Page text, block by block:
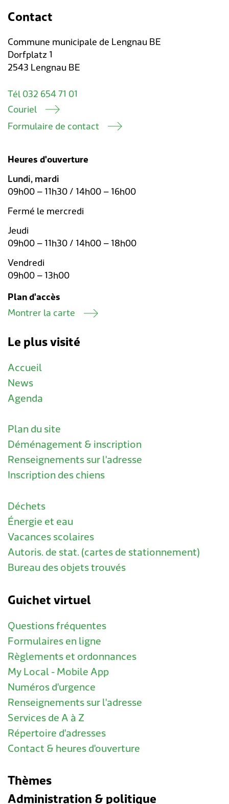
Contact
Commune municipale de Lengnau BE
Dorfplatz 1
2543 Lengnau BE
Tél 032 654 71 01
Couriel
Formulaire de contact
Heures d'ouverture
Lundi, mardi
09h00 – 11h30 / 14h00 – 16h00
Fermé le mercredi
Jeudi
09h00 – 11h30 / 14h00 – 18h00
Vendredi
09h00 – 13h00
Plan d'accès
Montrer la carte
Le plus visité
Accueil
News
Agenda
Plan du site
Déménagement & inscription
Renseignements sur l'adresse
Inscription des chiens
Déchets
Énergie et eau
Vacances scolaires
Autoris. de stat. (cartes de stationnement)
Bureau des objets trouvés
Guichet virtuel
Questions fréquentes
Formulaires en ligne
Règlements et ordonnances
My Local - Mobile App
Numéros d'urgence
Renseignements sur l'adresse
Services de A à Z
Répertoire d'adresses
Contact & heures d'ouverture
Thèmes
Administration & politique